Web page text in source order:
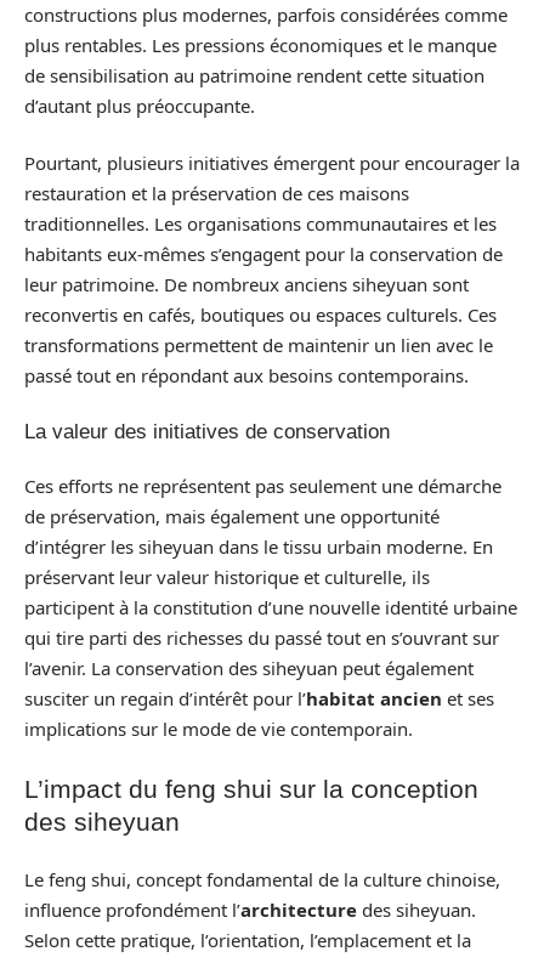
constructions plus modernes, parfois considérées comme
plus rentables. Les pressions économiques et le manque
de sensibilisation au patrimoine rendent cette situation
d’autant plus préoccupante.
Pourtant, plusieurs initiatives émergent pour encourager la
restauration et la préservation de ces maisons
traditionnelles. Les organisations communautaires et les
habitants eux-mêmes s’engagent pour la conservation de
leur patrimoine. De nombreux anciens siheyuan sont
reconvertis en cafés, boutiques ou espaces culturels. Ces
transformations permettent de maintenir un lien avec le
passé tout en répondant aux besoins contemporains.
La valeur des initiatives de conservation
Ces efforts ne représentent pas seulement une démarche
de préservation, mais également une opportunité
d’intégrer les siheyuan dans le tissu urbain moderne. En
préservant leur valeur historique et culturelle, ils
participent à la constitution d’une nouvelle identité urbaine
qui tire parti des richesses du passé tout en s’ouvrant sur
l’avenir. La conservation des siheyuan peut également
susciter un regain d’intérêt pour l’habitat ancien et ses
implications sur le mode de vie contemporain.
L’impact du feng shui sur la conception
des siheyuan
Le feng shui, concept fondamental de la culture chinoise,
influence profondément l’architecture des siheyuan.
Selon cette pratique, l’orientation, l’emplacement et la